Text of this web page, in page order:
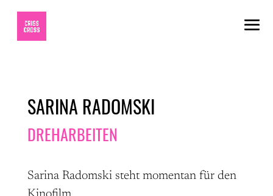
SARINA RADOMSKI
DREHARBEITEN
Sarina Radomski steht momentan für den